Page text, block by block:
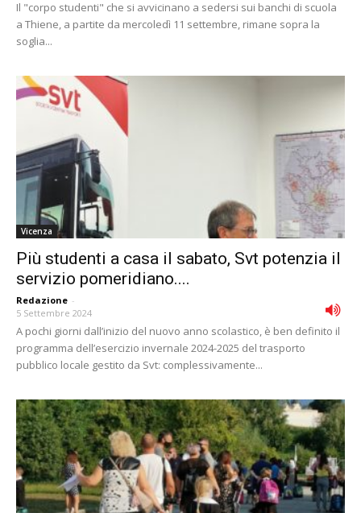
Il "corpo studenti" che si avvicinano a sedersi sui banchi di scuola
a Thiene, a partite da mercoledì 11 settembre, rimane sopra la
soglia...
Vicenza
Più studenti a casa il sabato, Svt potenzia il
servizio pomeridiano....
Redazione -
5 Settembre 2024
A pochi giorni dall’inizio del nuovo anno scolastico, è ben definito il
programma dell’esercizio invernale 2024-2025 del trasporto
pubblico locale gestito da Svt: complessivamente...